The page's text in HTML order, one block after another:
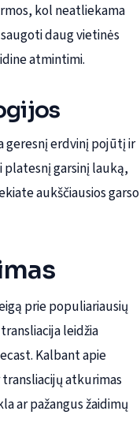
kol neatliekama
daug vietinės
atmintimi.
geresnį erdvinį pojūtį ir
platesnį garsinį lauką,
aukščiausios garso
prie populiariausių
leidžia
Kalbant apie
transliacijų atkurimas
ar pažangus žaidimų